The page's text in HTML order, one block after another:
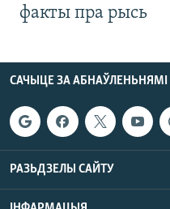
факты пра рысь
САЧЫЦЕ ЗА АБНАЎЛЕНЬНЯМІ
РАЗЬДЗЕЛЫ САЙТУ